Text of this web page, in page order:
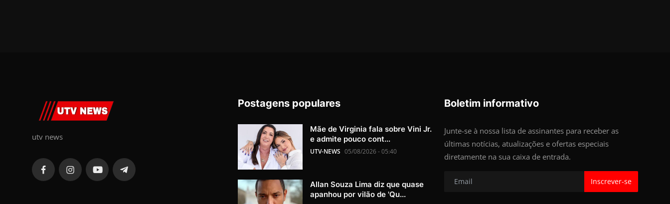
utv news
Postagens populares
Mãe de Virginia fala sobre Vini Jr.
e admite pouco cont...
UTV-NEWS 05/08/2026 - 05:40
Allan Souza Lima diz que quase
apanhou por vilão de 'Qu...
Boletim informativo
Junte-se à nossa lista de assinantes para receber as
últimas notícias, atualizações e ofertas especiais
diretamente na sua caixa de entrada.
Inscrever-se